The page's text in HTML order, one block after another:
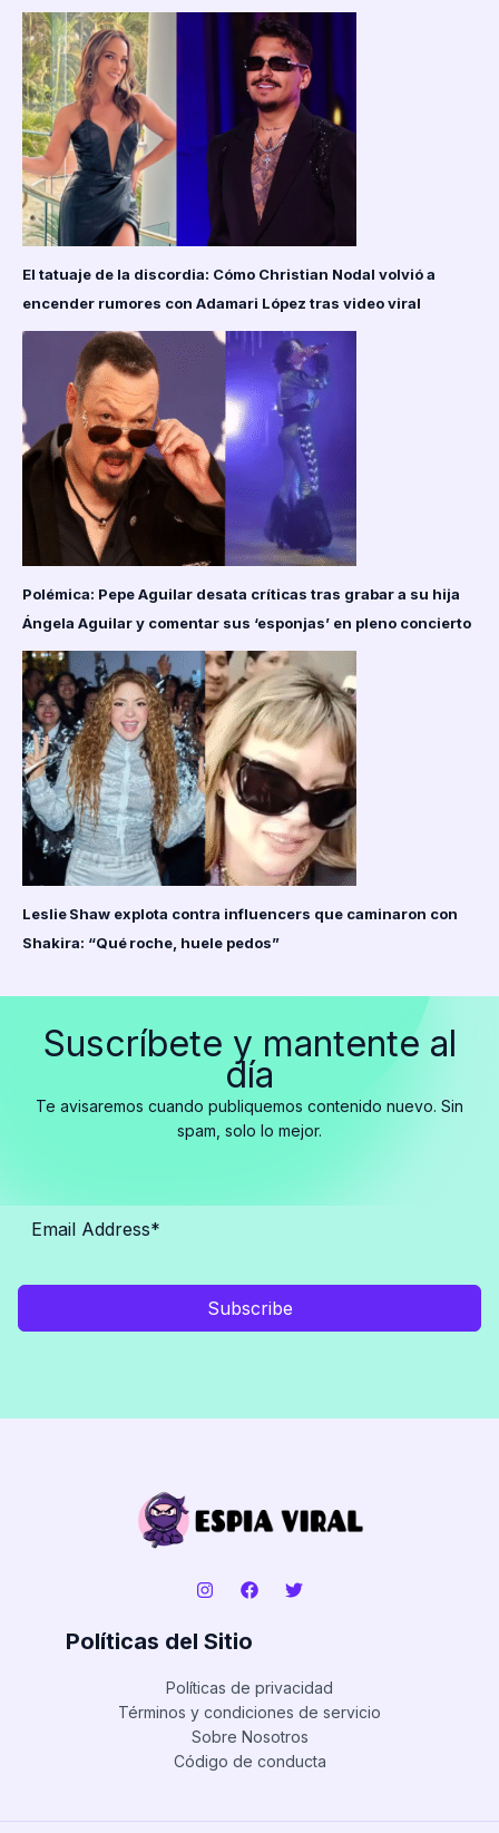
a
encender
rumores
con
Adamari
López
tras
video
viral
El tatuaje de la discordia: Cómo Christian Nodal volvió a
encender rumores con Adamari López tras video viral
Polémica: Pepe Aguilar desata críticas tras grabar a su hija
Ángela Aguilar y comentar sus ‘esponjas’ en pleno concierto
Leslie Shaw explota contra influencers que caminaron con
Shakira: “Qué roche, huele pedos”
Suscríbete y mantente al
día
Te avisaremos cuando publiquemos contenido nuevo. Sin
spam, solo lo mejor.
Subscribe
Políticas del Sitio
Políticas de privacidad
Términos y condiciones de servicio
Sobre Nosotros
Código de conducta